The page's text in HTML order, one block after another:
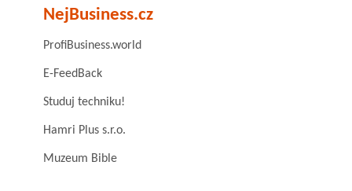
NejBusiness.cz
ProfiBusiness.world
E-FeedBack
Studuj techniku!
Hamri Plus s.r.o.
Muzeum Bible